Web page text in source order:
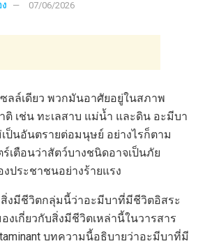
07/06/2026
ลล์เดียว พวกมันอาศัยอยู่ในสภาพ
เช่น ทะเลสาบ แม่น้ำ และดิน อะมีบา
ป็นอันตรายต่อมนุษย์ อย่างไรก็ตาม
ตือนว่าสัตว์บางชนิดอาจเป็นภัย
ประชาชนอย่างร้ายแรง
สิ่งมีชีวิตกลุ่มนี้ว่าอะมีบาที่มีชีวิตอิสระ
เกี่ยวกับสิ่งมีชีวิตเหล่านี้ในวารสาร
บทความนี้อธิบายว่าอะมีบาที่มี